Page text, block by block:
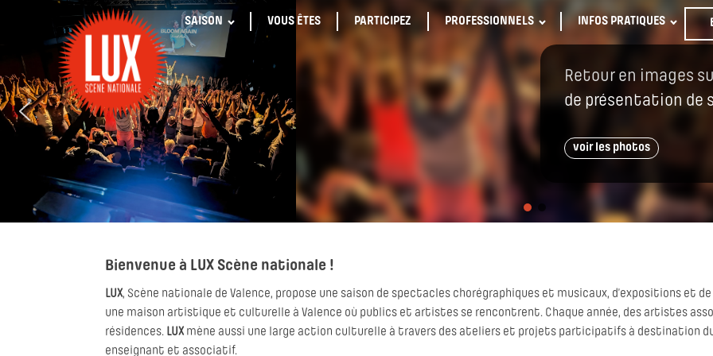
SAISON VOUS ÊTES PARTICIPEZ PROFESSIONNELS INFOS PRATIQUES
Retour en images
de présentation de
voir les photos
Bienvenue à LUX Scène nationale !
LUX, Scène nationale de Valence, propose une saison de spectacles chorégraphiques et musicaux, d’expositions et
une maison artistique et culturelle à Valence où publics et artistes se rencontrent. Chaque année, des artistes
résidences. LUX mène aussi une large action culturelle à travers des ateliers et projets participatifs à destination du
enseignant et associatif.